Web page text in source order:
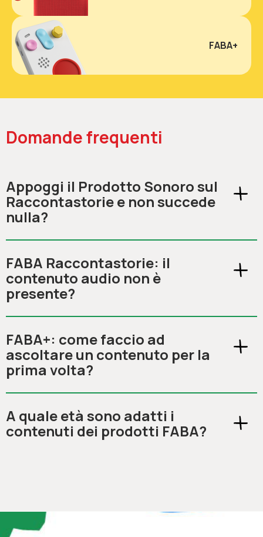
FABA+
Domande frequenti
Appoggi il Prodotto Sonoro sul
Raccontastorie e non succede
nulla?
FABA Raccontastorie: il
contenuto audio non è
presente?
FABA+: come faccio ad
ascoltare un contenuto per la
prima volta?
A quale età sono adatti i
contenuti dei prodotti FABA?